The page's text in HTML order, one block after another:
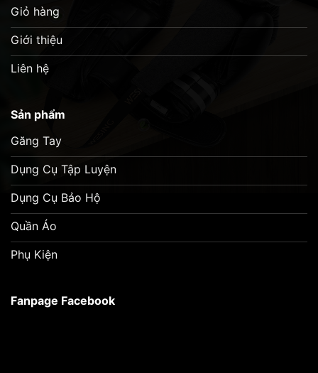
Giỏ hàng
Giới thiệu
Liên hệ
Sản phẩm
Găng Tay
Dụng Cụ Tập Luyện
Dụng Cụ Bảo Hộ
Quần Áo
Phụ Kiện
Fanpage Facebook